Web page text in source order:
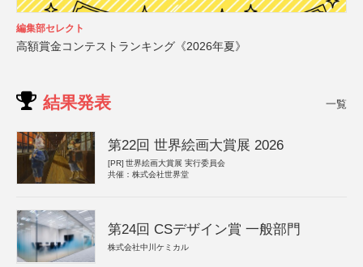
編集部セレクト
高額賞金コンテストランキング《2026年夏》
結果発表 一覧
第22回 世界絵画大賞展 2026
[PR] 世界絵画大賞展 実行委員会
共催：株式会社世界堂
第24回 CSデザイン賞 一般部門
株式会社中川ケミカル